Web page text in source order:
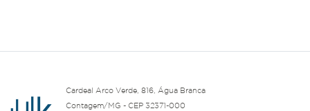
Cardeal Arco Verde, 816, Água Branca
Contagem/MG - CEP 32371-000